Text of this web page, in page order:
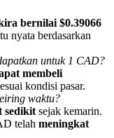
bernilai $0.39066
nyata berdasarkan
untuk 1 CAD?
membeli
kondisi pasar.
waktu?
sedikit sejak kemarin.
telah meningkat